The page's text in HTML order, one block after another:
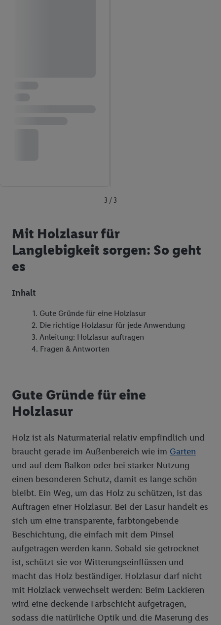
3 / 3
Mit Holzlasur für
Langlebigkeit sorgen: So geht
es
Inhalt
Gute Gründe für eine Holzlasur
Die richtige Holzlasur für jede Anwendung
Anleitung: Holzlasur auftragen
Fragen & Antworten
Gute Gründe für eine
Holzlasur
Holz ist als Naturmaterial relativ empfindlich und
braucht gerade im Außenbereich wie im Garten
und auf dem Balkon oder bei starker Nutzung
einen besonderen Schutz, damit es lange schön
bleibt. Ein Weg, um das Holz zu schützen, ist das
Auftragen einer Holzlasur. Bei der Lasur handelt es
sich um eine transparente, farbtongebende
Beschichtung, die einfach mit dem Pinsel
aufgetragen werden kann. Sobald sie getrocknet
ist, schützt sie vor Witterungseinflüssen und
macht das Holz beständiger. Holzlasur darf nicht
mit Holzlack verwechselt werden: Beim Lackieren
wird eine deckende Farbschicht aufgetragen,
sodass die natürliche Optik und die Maserung des